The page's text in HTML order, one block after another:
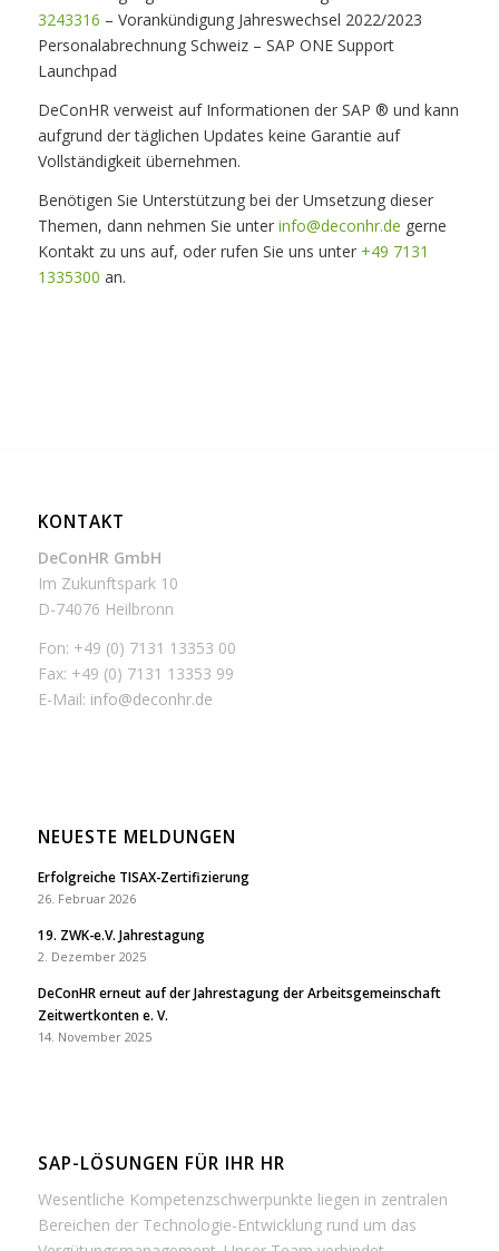
3243316 – Vorankündigung Jahreswechsel 2022/2023
Personalabrechnung Schweiz – SAP ONE Support
Launchpad
DeConHR verweist auf Informationen der SAP ® und kann
aufgrund der täglichen Updates keine Garantie auf
Vollständigkeit übernehmen.
Benötigen Sie Unterstützung bei der Umsetzung dieser
Themen, dann nehmen Sie unter info@deconhr.de gerne
Kontakt zu uns auf, oder rufen Sie uns unter +49 7131
1335300 an.
KONTAKT
DeConHR GmbH
Im Zukunftspark 10
D-74076 Heilbronn
Fon: +49 (0) 7131 13353 00
Fax: +49 (0) 7131 13353 99
E-Mail: info@deconhr.de
NEUESTE MELDUNGEN
Erfolgreiche TISAX-Zertifizierung
26. Februar 2026
19. ZWK-e.V. Jahrestagung
2. Dezember 2025
DeConHR erneut auf der Jahrestagung der Arbeitsgemeinschaft
Zeitwertkonten e. V.
14. November 2025
SAP-LÖSUNGEN FÜR IHR HR
Wesentliche Kompetenzschwerpunkte liegen in zentralen
Bereichen der Technologie-Entwicklung rund um das